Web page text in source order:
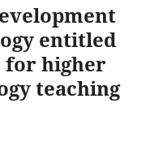
entitled
for higher
teaching